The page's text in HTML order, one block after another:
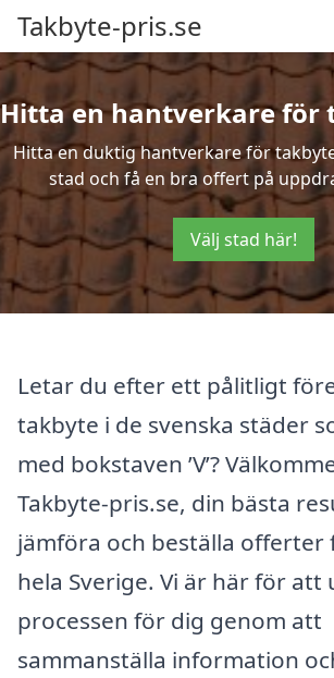
Takbyte-pris.se
Hitta en hantverkare för
Hitta en duktig hantverkare för
stad och få en bra offert på
Välj stad här!
Letar du efter ett pålitligt
takbyte i de svenska städer
med bokstaven ’V’?
Takbyte-pris.se, din bästa
jämföra och beställa offerter
hela Sverige. Vi är här för att
processen för dig genom att
sammanställa information